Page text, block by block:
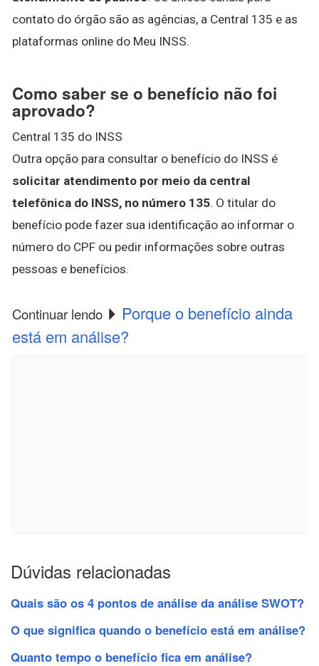
contato do órgão são as agências, a Central 135 e as
plataformas online do Meu INSS.
Como saber se o benefício não foi
aprovado?
Central 135 do INSS
Outra opção para consultar o benefício do INSS é
solicitar atendimento por meio da central
telefônica do INSS, no número 135. O titular do
benefício pode fazer sua identificação ao informar o
número do CPF ou pedir informações sobre outras
pessoas e benefícios.
Continuar lendo
Porque o benefício ainda
está em análise?
Dúvidas relacionadas
Quais são os 4 pontos de análise da análise SWOT?
O que significa quando o benefício está em análise?
Quanto tempo o benefício fica em análise?